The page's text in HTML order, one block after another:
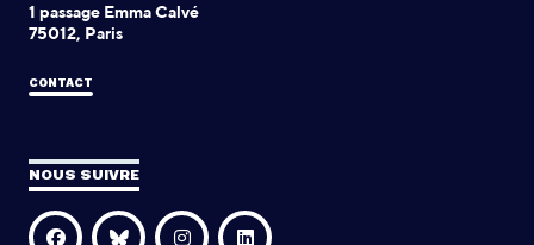
1 passage Emma Calvé
75012, Paris
CONTACT
NOUS SUIVRE